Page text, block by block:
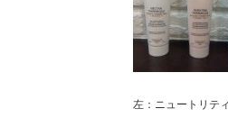
左：ニュートリテ